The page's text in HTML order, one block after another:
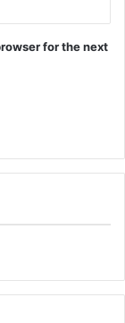
for the next